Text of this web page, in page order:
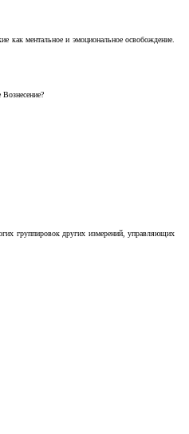
как ментальное и эмоциональное освобождение.
группировок других измерений, управляющих